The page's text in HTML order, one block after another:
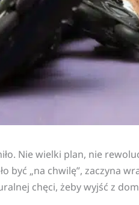
Nie wielki plan, nie
być „na chwilę”, zaczyna
chęci, żeby wyjść z